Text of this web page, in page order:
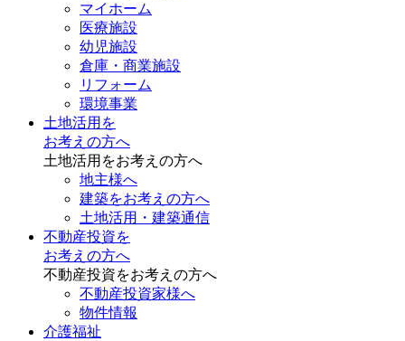
マイホーム
医療施設
幼児施設
倉庫・商業施設
リフォーム
環境事業
土地活用を
お考えの方へ
土地活用をお考えの方へ
地主様へ
建築をお考えの方へ
土地活用・建築通信
不動産投資を
お考えの方へ
不動産投資をお考えの方へ
不動産投資家様へ
物件情報
介護福祉